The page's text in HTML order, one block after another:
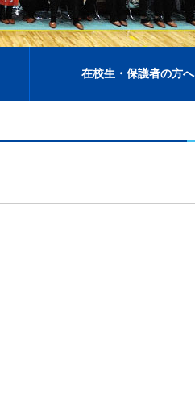
在校生・保護者の方へ